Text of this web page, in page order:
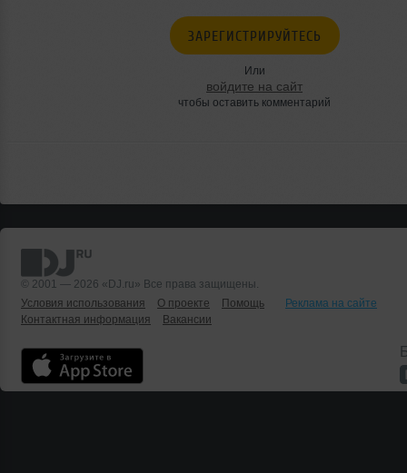
ЗАРЕГИСТРИРУЙТЕСЬ
Или
войдите на сайт
чтобы оставить комментарий
© 2001 — 2026 «DJ.ru» Все права защищены.
Условия использования
О проекте Помощь
Реклама на сайте
Контактная информация
Вакансии